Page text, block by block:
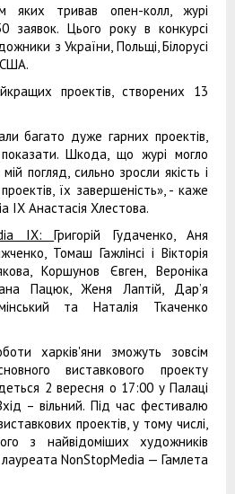
яких тривав опен-колл, журі
заявок. Цього року в конкурсі
з України, Польщі, Білорусі
США.
проектів, створених 13
багато дуже гарних проектів,
показати. Шкода, що журі могло
погляд, сильно зросли якість і
їх завершеність», - каже
IX Анастасія Хлестова.
IX:Григорій Гудаченко, Аня
Томаш Гажлінсі і Вікторія
Коршунов Євген, Вероніка
Пацюк, Женя Лаптій, Дар’я
та Наталія Ткаченко
харків'яни зможуть зовсім
виставкового проекту
2 вересня о 17:00 у Палаці
– вільний. Під час фестивалю
проектів, у тому числі,
з найвідоміших художників
NonStopMedia — Гамлета